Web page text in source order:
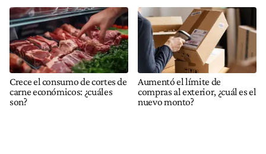
Crece el consumo de cortes de
carne económicos: ¿cuáles
son?
Aumentó el límite de
compras al exterior, ¿cuál es el
nuevo monto?